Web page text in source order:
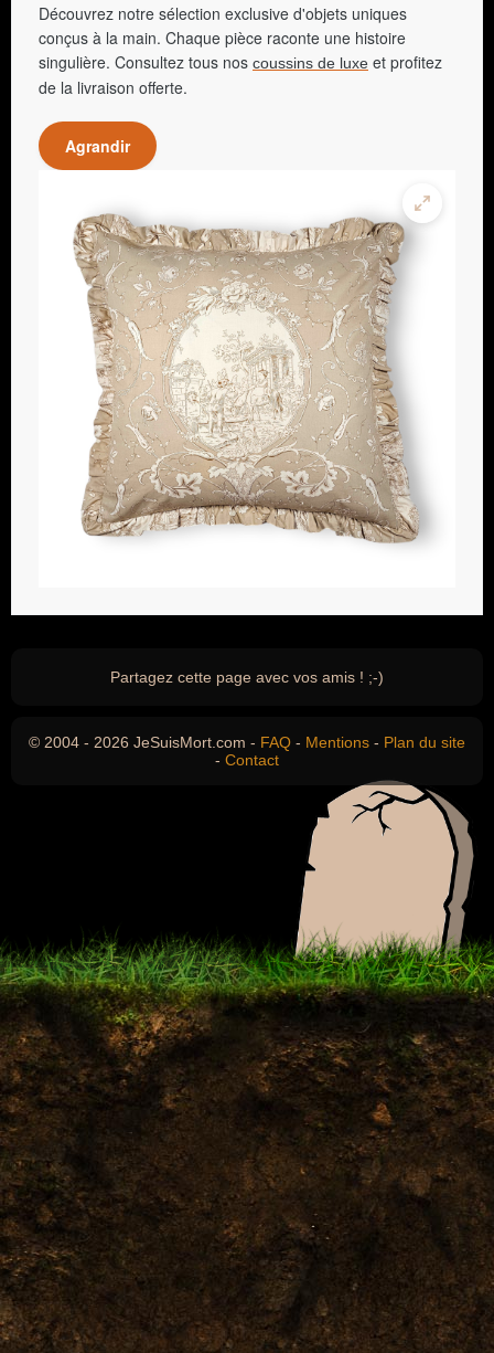
Découvrez notre sélection exclusive d'objets uniques
conçus à la main. Chaque pièce raconte une histoire
singulière. Consultez tous nos coussins de luxe et profitez
de la livraison offerte.
Agrandir
Partagez cette page avec vos amis ! ;-)
© 2004 - 2026 JeSuisMort.com - FAQ - Mentions - Plan du site
- Contact